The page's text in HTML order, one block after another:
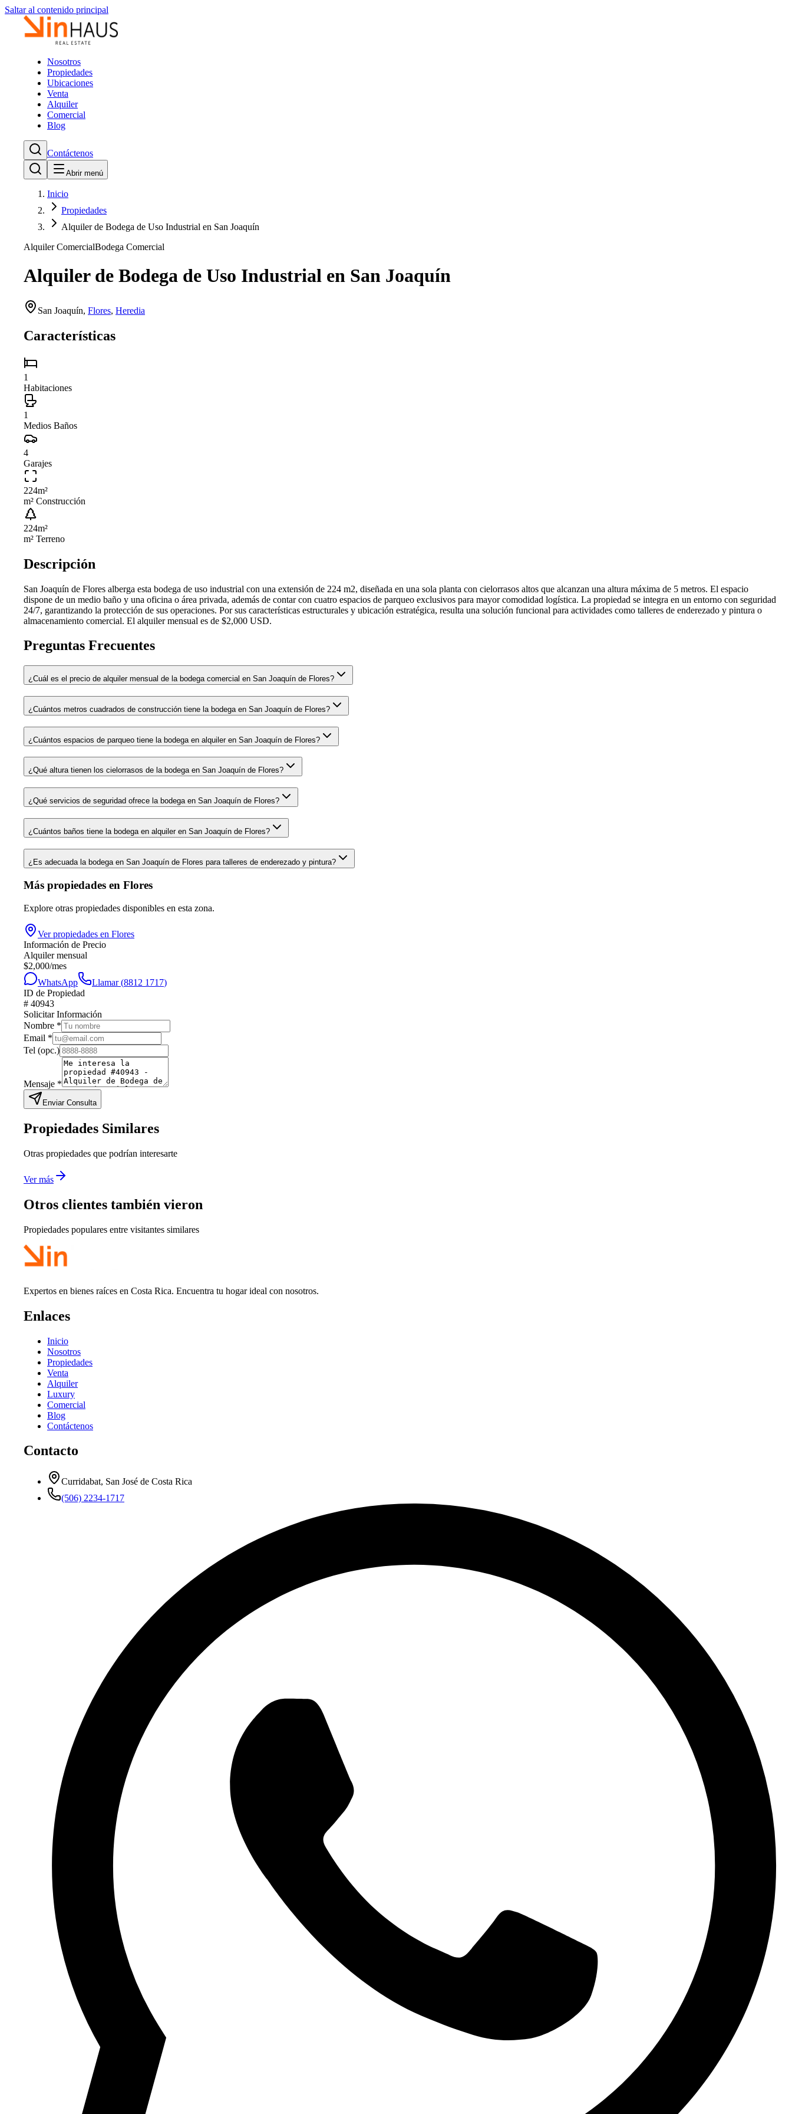
Saltar al contenido principal
Nosotros
Propiedades
Ubicaciones
Venta
Alquiler
Comercial
Blog
Contáctenos
Abrir menú
Inicio
Propiedades
Alquiler de Bodega de Uso Industrial en San Joaquín
Alquiler ComercialBodega Comercial
Alquiler de Bodega de Uso Industrial en San Joaquín
San Joaquín, Flores, Heredia
Características
1
Habitaciones
1
Medios Baños
4
Garajes
224m²
m² Construcción
224m²
m² Terreno
Descripción
San Joaquín de Flores alberga esta bodega de uso industrial con una extensión de 224 m2, diseñada en una sola planta con cielorrasos altos que alcanzan una altura máxima de 5 metros. El espacio
dispone de un medio baño y una oficina o área privada, además de contar con cuatro espacios de parqueo exclusivos para mayor comodidad logística. La propiedad se integra en un entorno con seguridad
24/7, garantizando la protección de sus operaciones. Por sus características estructurales y ubicación estratégica, resulta una solución funcional para actividades como talleres de enderezado y pintura o
almacenamiento comercial. El alquiler mensual es de $2,000 USD.
Preguntas Frecuentes
¿Cuál es el precio de alquiler mensual de la bodega comercial en San Joaquín de Flores?
¿Cuántos metros cuadrados de construcción tiene la bodega en San Joaquín de Flores?
¿Cuántos espacios de parqueo tiene la bodega en alquiler en San Joaquín de Flores?
¿Qué altura tienen los cielorrasos de la bodega en San Joaquín de Flores?
¿Qué servicios de seguridad ofrece la bodega en San Joaquín de Flores?
¿Cuántos baños tiene la bodega en alquiler en San Joaquín de Flores?
¿Es adecuada la bodega en San Joaquín de Flores para talleres de enderezado y pintura?
Más propiedades en Flores
Explore otras propiedades disponibles en esta zona.
Ver propiedades en Flores
Información de Precio
Alquiler mensual
$2,000/mes
WhatsApp
Llamar (8812 1717)
ID de Propiedad
# 40943
Solicitar Información
Nombre *
Email *
Tel (opc.)
Mensaje *
Enviar Consulta
Propiedades Similares
Otras propiedades que podrían interesarte
Ver más
Otros clientes también vieron
Propiedades populares entre visitantes similares
Expertos en bienes raíces en Costa Rica. Encuentra tu hogar ideal con nosotros.
Enlaces
Inicio
Nosotros
Propiedades
Venta
Alquiler
Luxury
Comercial
Blog
Contáctenos
Contacto
Curridabat, San José de Costa Rica
(506) 2234-1717